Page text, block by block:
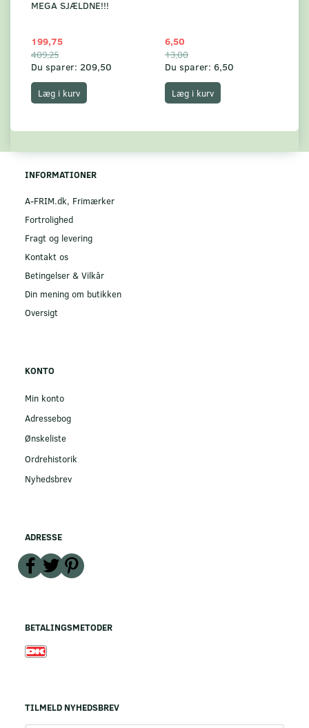
MEGA SJÆLDNE!!!
199,75
409,25
Du sparer: 209,50
Læg i kurv
6,50
13,00
Du sparer: 6,50
Læg i kurv
INFORMATIONER
A-FRIM.dk, Frimærker
Fortrolighed
Fragt og levering
Kontakt os
Betingelser & Vilkår
Din mening om butikken
Oversigt
KONTO
Min konto
Adressebog
Ønskeliste
Ordrehistorik
Nyhedsbrev
ADRESSE
BETALINGSMETODER
TILMELD NYHEDSBREV